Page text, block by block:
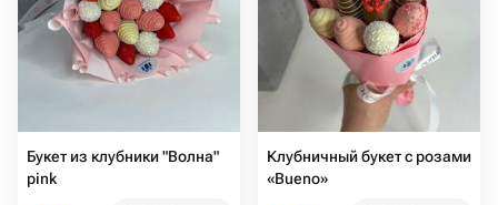
Букет из клубники "Волна"
pink
Клубничный букет с розами
«Bueno»